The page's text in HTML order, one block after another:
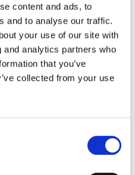
content and ads, to
and to analyse our traffic.
your use of our site with
analytics partners who
that you’ve
collected from your use
0,9